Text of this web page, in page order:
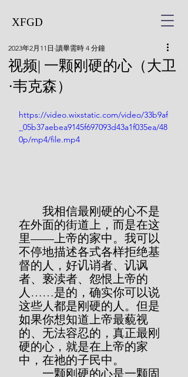
XFGD
视频| 一颗刚硬的心（大卫
·韦克森）
2023年2月11日 讀畢需時 4 分鐘
https://video.wixstatic.com/video/33b9af
_05b37aebea9145f697093d43a1f035ea/48
0p/mp4/file.mp4
我相信最刚硬的心不是
在外面的街道上，而是在这
里——上帝的家中。我可以
不停地描述各式各样拒绝基
督的人，好讥诮者、讥讽
者、亵渎者、怨恨上帝的
人……是的，确实你可以说
这些人都是刚硬的人。但是
如果你想知道上帝最藐视
的、无法容忍的，真正最刚
硬的心，就是在上帝的家
中，在祂的子民中。
一颗刚硬的心是一颗固